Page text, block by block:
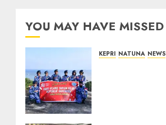
YOU MAY HAVE MISSED
KEPRI NATUNA NEWS